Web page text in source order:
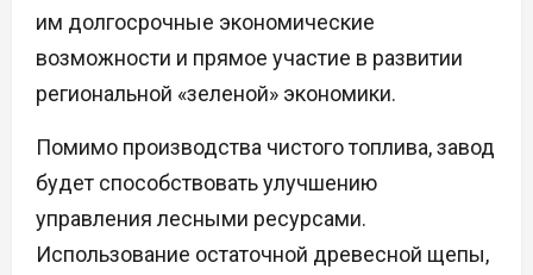
им долгосрочные экономические
возможности и прямое участие в развитии
региональной «зеленой» экономики.
Помимо производства чистого топлива, завод
будет способствовать улучшению
управления лесными ресурсами.
Использование остаточной древесной щепы,